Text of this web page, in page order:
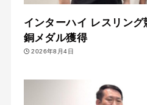
インターハイ レスリン
銅メダル獲得
2026年8月4日